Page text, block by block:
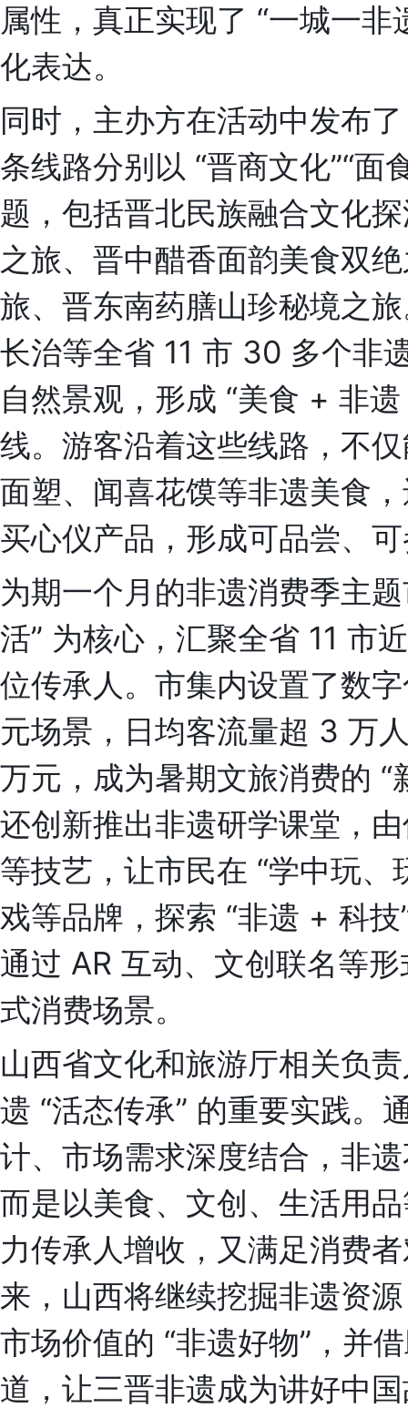
属性，真正实现了 “一城一
化表达。
同时，主办方在活动中发布
条线路分别以 “晋商文化”“面
题，包括晋北民族融合文化
之旅、晋中醋香面韵美食双
旅、晋东南药膳山珍秘境之
长治等全省 11 市 30 多个非
自然景观，形成 “美食 + 非
线。游客沿着这些线路，不
面塑、闻喜花馍等非遗美食
买心仪产品，形成可品尝、
为期一个月的非遗消费季主
活” 为核心，汇聚全省 11 市
位传承人。市集内设置了数
元场景，日均客流量超 3 万
万元，成为暑期文旅消费的
还创新推出非遗研学课堂，
等技艺，让市民在 “学中玩
戏等品牌，探索 “非遗 + 科
通过 AR 互动、文创联名等
式消费场景。
山西省文化和旅游厅相关负
遗 “活态传承” 的重要实践。
计、市场需求深度结合，非
而是以美食、文创、生活用
力传承人增收，又满足消费
来，山西将继续挖掘非遗资
市场价值的 “非遗好物”，并
道，让三晋非遗成为讲好中